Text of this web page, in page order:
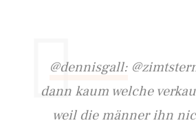
@dennisgall:
dann kaum welche
weil die männer ihn